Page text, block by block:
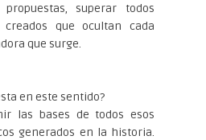
superar todos
creados que ocultan cada
que surge.
en este sentido?
las bases de todos esos
generados en la historia.